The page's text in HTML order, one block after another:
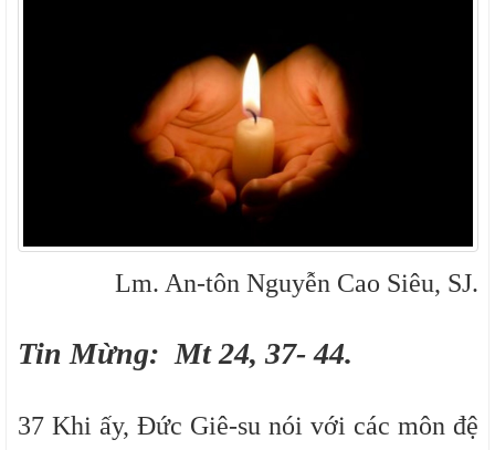
Lm. An-tôn Nguyễn Cao Siêu, SJ.
Tin Mừng: Mt 24, 37- 44.
37 Khi ấy, Đức Giê-su nói với các môn đệ